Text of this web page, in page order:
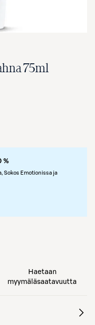
75ml
%
Sokos Emotionissa ja
Haetaan
myymäläsaatavuutta